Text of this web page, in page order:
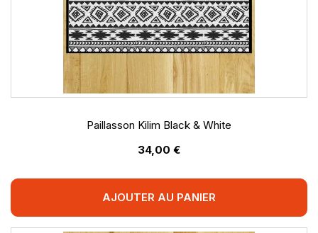
Paillasson Kilim Black & White
34,00 €
AJOUTER AU PANIER